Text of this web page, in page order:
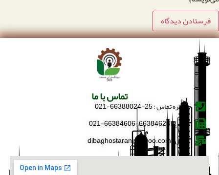
تماس با ما
شماره تماس : 25-66388024-021
فکس : 66384628-66384606-021
ایمیل : dibaghostaran@yahoo.com